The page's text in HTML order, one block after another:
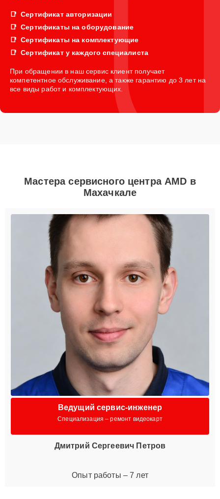
Сертификат авторизации
Сертификаты на оборудование
Сертификаты на комплектующие
Сертификат у каждого специалиста
При обращении в наш сервис клиент получает
компетентное обслуживание, а также гарантию до 3 лет на
все виды работ и комплектующих.
Мастера сервисного центра AMD в
Махачкале
Ведущий сервис-инженер
Специализация – ремонт видеокарт
Дмитрий Сергеевич Петров
Опыт работы – 7 лет